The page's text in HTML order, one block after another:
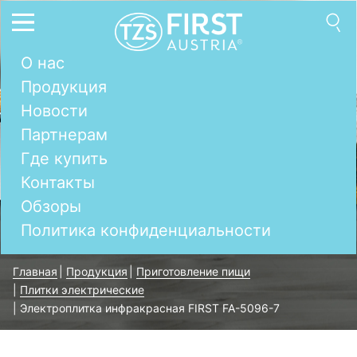
О нас
Продукция
Новости
Партнерам
Где купить
Контакты
Обзоры
Политика конфиденциальности
Главная Продукция
Приготовление пищи
Плитки электрические
Электроплитка инфракрасная FIRST FA-5096-7